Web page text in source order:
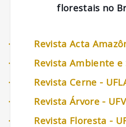
florestais no
·
Revista Acta
·
Revista Ambiente e
·
Revista Cerne -
·
Revista Árvore - UFV
·
Revista Floresta -